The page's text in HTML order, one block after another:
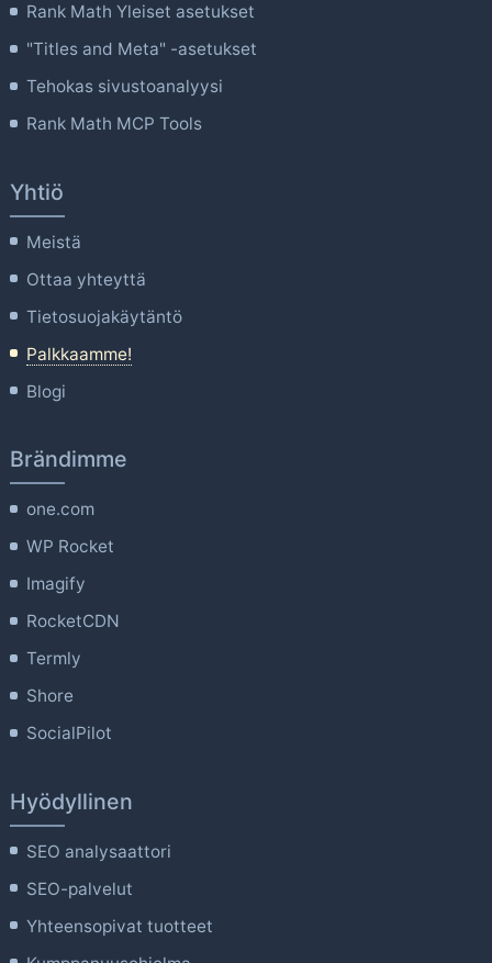
Rank Math Yleiset asetukset
"Titles and Meta" -asetukset
Tehokas sivustoanalyysi
Rank Math MCP Tools
Yhtiö
Meistä
Ottaa yhteyttä
Tietosuojakäytäntö
Palkkaamme!
Blogi
Brändimme
one.com
WP Rocket
Imagify
RocketCDN
Termly
Shore
SocialPilot
Hyödyllinen
SEO analysaattori
SEO-palvelut
Yhteensopivat tuotteet